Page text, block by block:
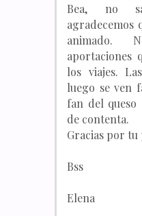
Bea, no
agradecemos
animado.
aportaciones
los viajes.
luego se ven
fan del queso
de contenta.
Gracias por
Bss
Elena